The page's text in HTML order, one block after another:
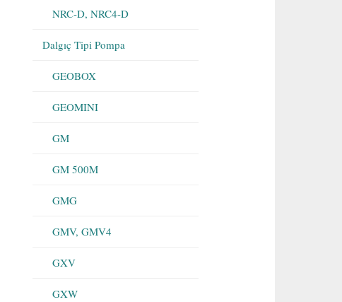
NRC-D, NRC4-D
Dalgıç Tipi Pompa
GEOBOX
GEOMINI
GM
GM 500M
GMG
GMV, GMV4
GXV
GXW